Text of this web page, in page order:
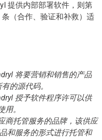
提供内部部署软件，则第
（合作、验证和补救）适
将要营销和销售的产品
的源代码。
授予软件程序许可以供
用。
商托管服务的品牌，该供应
和服务的形式进行托管和